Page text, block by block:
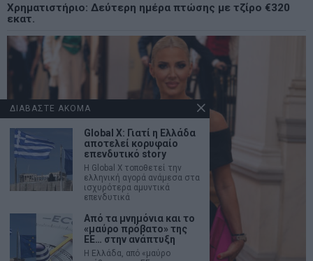
Χρηματιστήριο: Δεύτερη ημέρα πτώσης με τζίρο €320
εκατ.
ΔΙΑΒΑΣΤΕ ΑΚΟΜΑ
Global X: Γιατί η Ελλάδα
αποτελεί κορυφαίο
επενδυτικό story
Η Global X τοποθετεί την
ελληνική αγορά ανάμεσα στα
ισχυρότερα αμυντικά
επενδυτικά
Από τα μνημόνια και το
«μαύρο πρόβατο» της
ΕΕ… στην ανάπτυξη
Η Ελλάδα, από «μαύρο